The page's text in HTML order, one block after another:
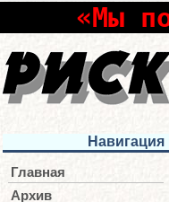
«Мы
Навигация
Главная
Архив